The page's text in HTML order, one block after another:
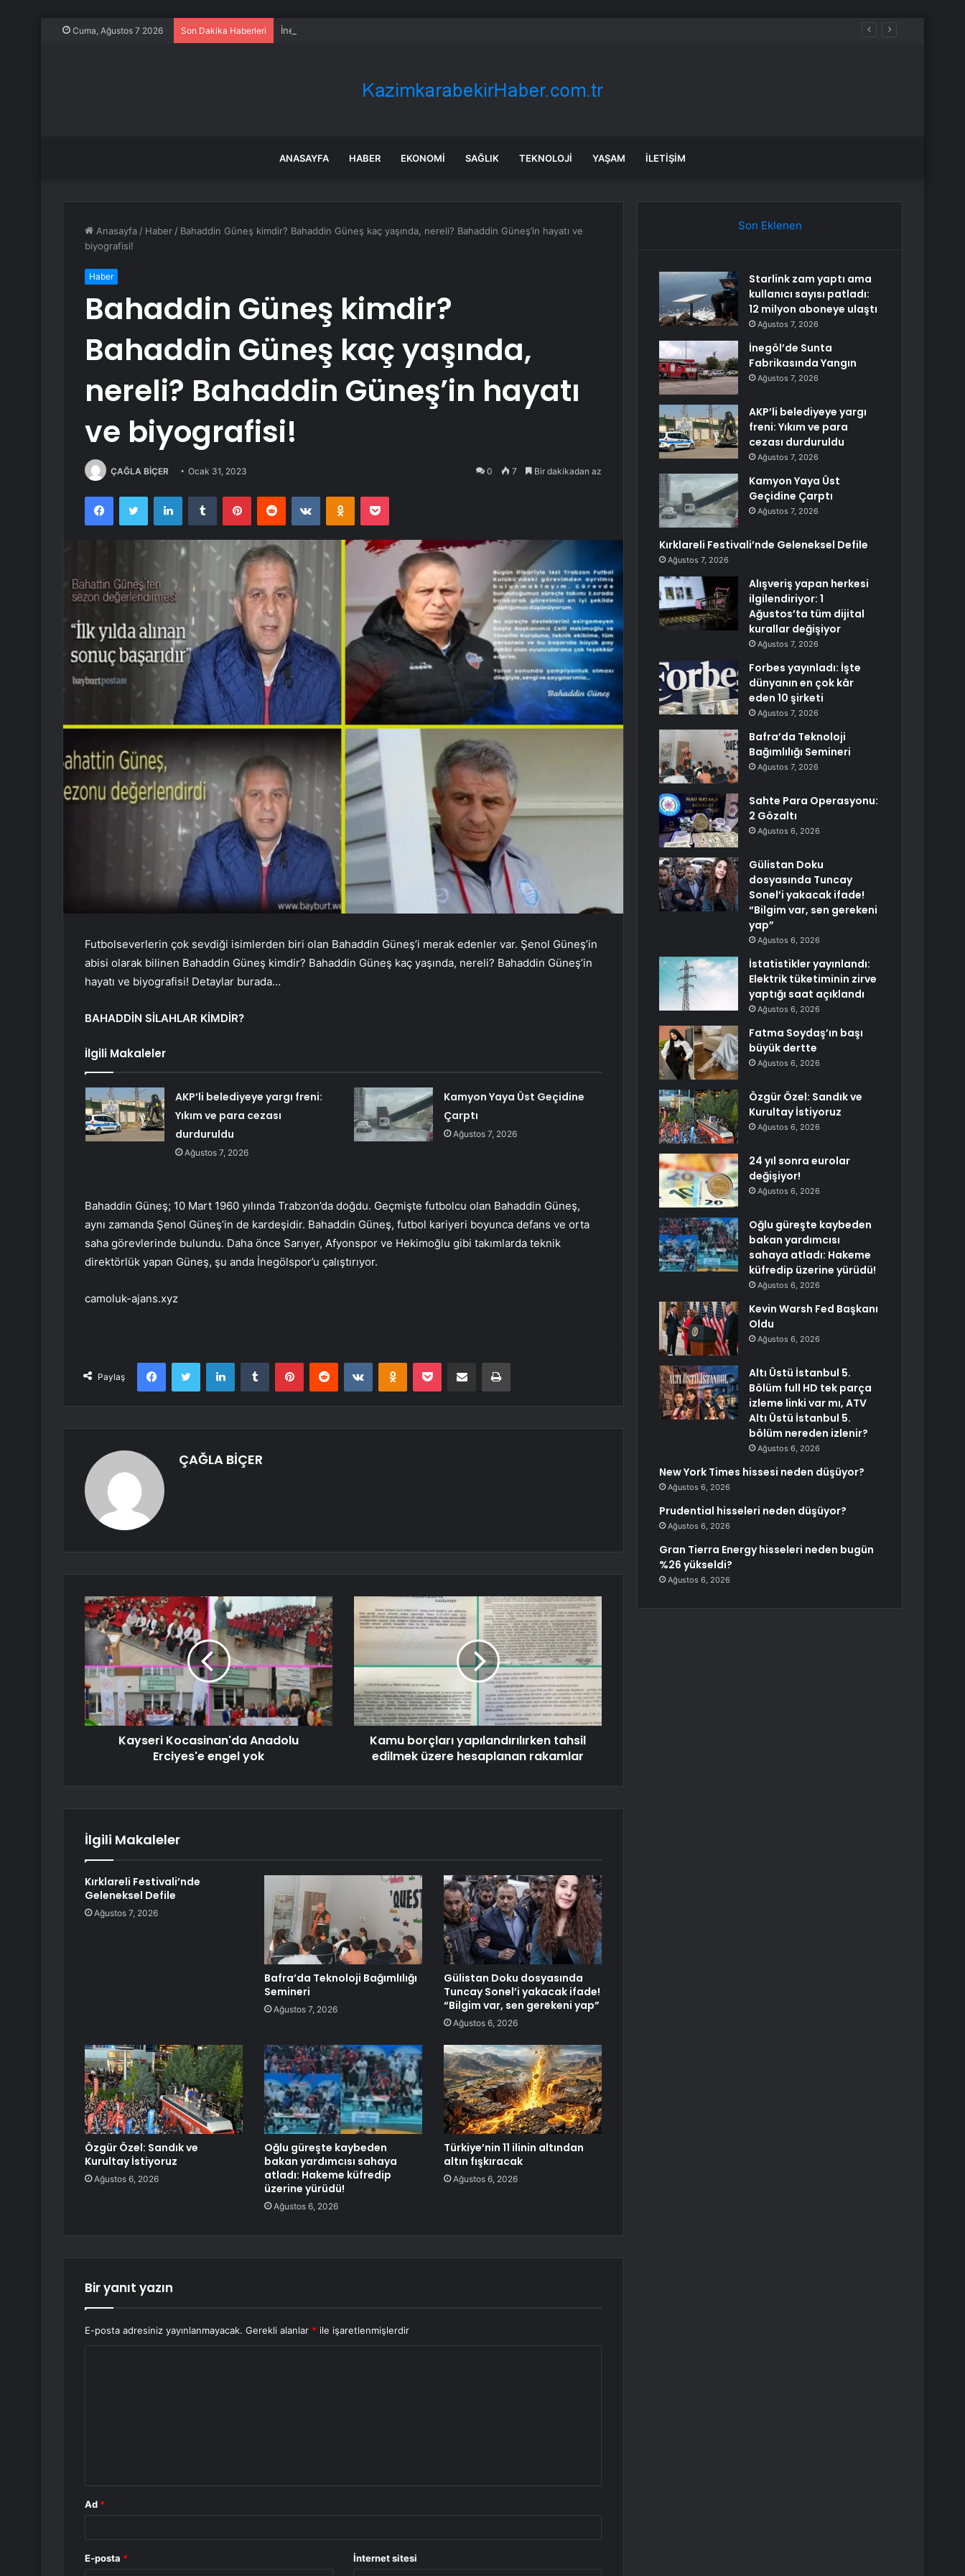
Cuma, Ağustos 7 2026 Son Dakika Haberleri İnegöl’de Sunta Fabrikasında Yangın
ANASAYFA HABER EKONOMI SAĞLIK TEKNOLOJI YAŞAM İLETIŞIM
Anasayfa / Haber / Bahaddin Güneş kimdir? Bahaddin Güneş kaç yaşında, nereli? Bahaddin Güneş’in hayatı ve
biyografisi!
Haber
Bahaddin Güneş kimdir?
Bahaddin Güneş kaç yaşında,
nereli? Bahaddin Güneş’in hayatı
ve biyografisi!
ÇAĞLA BİÇER Ocak 31, 2023 0 7 Bir dakikadan az
FacebookTwitter LinkedInTumblr PinterestReddit VKontakteOdnoklassniki
Pocket
Futbolseverlerin çok sevdiği isimlerden biri olan Bahaddin Güneş’i merak edenler var. Şenol Güneş’in
abisi olarak bilinen Bahaddin Güneş kimdir? Bahaddin Güneş kaç yaşında, nereli? Bahaddin Güneş’in
hayatı ve biyografisi! Detaylar burada…
BAHADDİN SİLAHLAR KİMDİR?
İlgili Makaleler
AKP’li belediyeye yargı freni:
Yıkım ve para cezası
durduruldu
Ağustos 7, 2026
Kamyon Yaya Üst Geçidine
Çarptı
Ağustos 7, 2026
Bahaddin Güneş; 10 Mart 1960 yılında Trabzon’da doğdu. Geçmişte futbolcu olan Bahaddin Güneş,
aynı zamanda Şenol Güneş’in de kardeşidir. Bahaddin Güneş, futbol kariyeri boyunca defans ve orta
saha görevlerinde bulundu. Daha önce Sarıyer, Afyonspor ve Hekimoğlu gibi takımlarda teknik
direktörlük yapan Güneş, şu anda İnegölspor’u çalıştırıyor.
camoluk-ajans.xyz
Paylaş
FacebookTwitter LinkedInTumblr PinterestReddit VKontakteOdnoklassniki
Pocket E-Posta ile paylaş Yazdır
ÇAĞLA BİÇER
Kayseri Kocasinan'da Anadolu
Erciyes'e engel yok
Kamu borçları yapılandırılırken tahsil
edilmek üzere hesaplanan rakamlar
İlgili Makaleler
Kırklareli Festivali’nde
Geleneksel Defile
Ağustos 7, 2026
Bafra’da Teknoloji Bağımlılığı
Semineri
Ağustos 7, 2026
Gülistan Doku dosyasında
Tuncay Sonel’i yakacak ifade!
“Bilgim var, sen gerekeni yap”
Ağustos 6, 2026
Özgür Özel: Sandık ve
Kurultay İstiyoruz
Ağustos 6, 2026
Oğlu güreşte kaybeden
bakan yardımcısı sahaya
atladı: Hakeme küfredip
üzerine yürüdü!
Ağustos 6, 2026
Türkiye’nin 11 ilinin altından
altın fışkıracak
Ağustos 6, 2026
Bir yanıt yazın
E-posta adresiniz yayınlanmayacak. Gerekli alanlar * ile işaretlenmişlerdir
Ad *
E-posta * İnternet sitesi
Son Eklenen
Starlink zam yaptı ama
kullanıcı sayısı patladı:
12 milyon aboneye ulaştı
Ağustos 7, 2026
İnegöl’de Sunta
Fabrikasında Yangın
Ağustos 7, 2026
AKP’li belediyeye yargı
freni: Yıkım ve para
cezası durduruldu
Ağustos 7, 2026
Kamyon Yaya Üst
Geçidine Çarptı
Ağustos 7, 2026
Kırklareli Festivali’nde Geleneksel Defile
Ağustos 7, 2026
Alışveriş yapan herkesi
ilgilendiriyor: 1
Ağustos’ta tüm dijital
kurallar değişiyor
Ağustos 7, 2026
Forbes yayınladı: İşte
dünyanın en çok kâr
eden 10 şirketi
Ağustos 7, 2026
Bafra’da Teknoloji
Bağımlılığı Semineri
Ağustos 7, 2026
Sahte Para Operasyonu:
2 Gözaltı
Ağustos 6, 2026
Gülistan Doku
dosyasında Tuncay
Sonel’i yakacak ifade!
“Bilgim var, sen gerekeni
yap”
Ağustos 6, 2026
İstatistikler yayınlandı:
Elektrik tüketiminin zirve
yaptığı saat açıklandı
Ağustos 6, 2026
Fatma Soydaş’ın başı
büyük dertte
Ağustos 6, 2026
Özgür Özel: Sandık ve
Kurultay İstiyoruz
Ağustos 6, 2026
24 yıl sonra eurolar
değişiyor!
Ağustos 6, 2026
Oğlu güreşte kaybeden
bakan yardımcısı
sahaya atladı: Hakeme
küfredip üzerine yürüdü!
Ağustos 6, 2026
Kevin Warsh Fed Başkanı
Oldu
Ağustos 6, 2026
Altı Üstü İstanbul 5.
Bölüm full HD tek parça
izleme linki var mı, ATV
Altı Üstü İstanbul 5.
bölüm nereden izlenir?
Ağustos 6, 2026
New York Times hissesi neden düşüyor?
Ağustos 6, 2026
Prudential hisseleri neden düşüyor?
Ağustos 6, 2026
Gran Tierra Energy hisseleri neden bugün
%26 yükseldi?
Ağustos 6, 2026